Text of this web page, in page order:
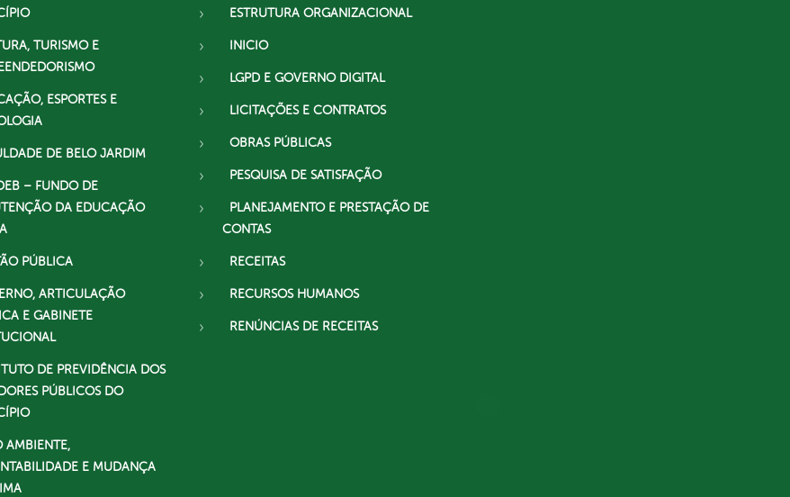
TURISMO E
ESPORTES E
DE BELO JARDIM
– FUNDO DE
DA EDUCAÇÃO
PÚBLICA
ARTICULAÇÃO
E GABINETE
DE PREVIDÊNCIA DOS
PÚBLICOS DO
AMBIENTE,
E MUDANÇA
ESTRUTURA ORGANIZACIONAL
INICIO
LGPD E GOVERNO DIGITAL
LICITAÇÕES E CONTRATOS
OBRAS PÚBLICAS
PESQUISA DE SATISFAÇÃO
PLANEJAMENTO E PRESTAÇÃO DE
CONTAS
RECEITAS
RECURSOS HUMANOS
RENÚNCIAS DE RECEITAS